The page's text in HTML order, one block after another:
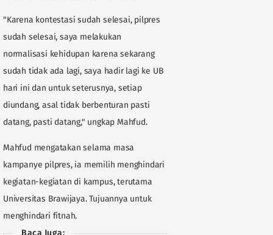
"Karena kontestasi sudah selesai, pilpres
sudah selesai, saya melakukan
normalisasi kehidupan karena sekarang
sudah tidak ada lagi, saya hadir lagi ke UB
hari ini dan untuk seterusnya, setiap
diundang, asal tidak berbenturan pasti
datang, pasti datang," ungkap Mahfud.
Mahfud mengatakan selama masa
kampanye pilpres, ia memilih menghindari
kegiatan-kegiatan di kampus, terutama
Universitas Brawijaya. Tujuannya untuk
menghindari fitnah.
Baca Juga: